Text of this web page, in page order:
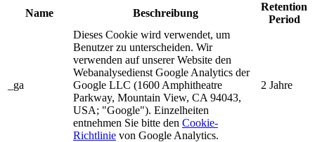
Name Beschreibung
Retention
Period
_ga
Dieses Cookie wird verwendet, um
Benutzer zu unterscheiden. Wir
verwenden auf unserer Website den
Webanalysedienst Google Analytics der
Google LLC (1600 Amphitheatre
Parkway, Mountain View, CA 94043,
USA; "Google"). Einzelheiten
entnehmen Sie bitte den Cookie-
Richtlinie von Google Analytics.
2 Jahre